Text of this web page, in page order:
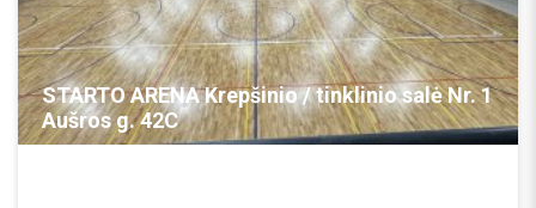
STARTO ARENA Krepšinio / tinklinio salė Nr. 1
Aušros g. 42C
REZERVUOTI